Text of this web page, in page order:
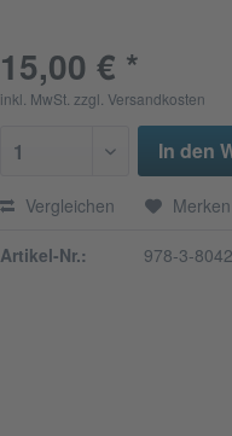
15,00 € *
inkl. MwSt. zzgl. Versandkosten
1 In den
Vergleichen Merken
Artikel-Nr.: 978-3-